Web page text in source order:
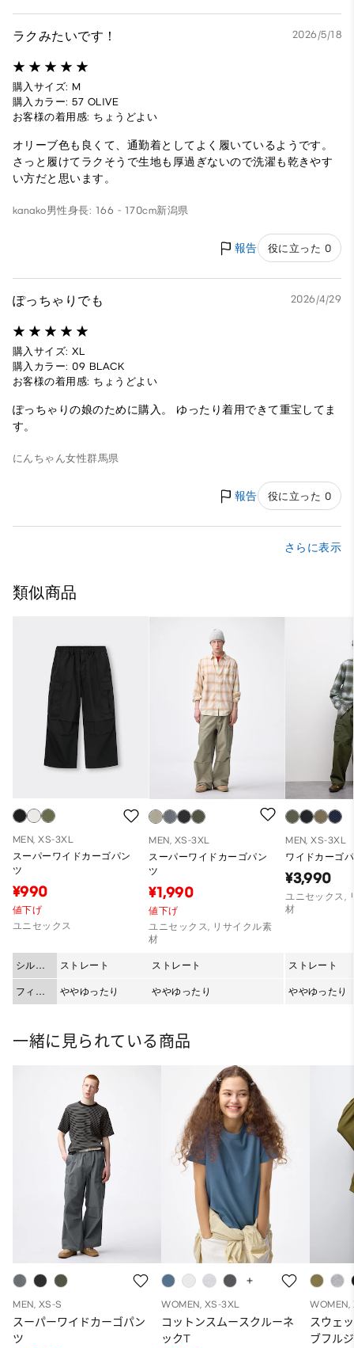
ラクみたいです！ 2026/5/18
購入サイズ: M
購入カラー: 57 OLIVE
お客様の着用感: ちょうどよい
オリーブ色も良くて、通勤着としてよく履いているようです。
さっと履けてラクそうで生地も厚過ぎないので洗濯も乾きやす
い方だと思います。
kanako男性身長: 166 - 170cm新潟県
報告 役に立った 0
ぽっちゃりでも 2026/4/29
購入サイズ: XL
購入カラー: 09 BLACK
お客様の着用感: ちょうどよい
ぽっちゃりの娘のために購入。 ゆったり着用できて重宝してま
す。
にんちゃん女性群馬県
報告 役に立った 0
さらに表示
類似商品
MEN, XS-3XL
スーパーワイドカーゴパン
ツ
¥990
値下げ
ユニセックス
シルエ
ット
ストレート
フィッ
ト
ややゆったり
MEN, XS-3XL
スーパーワイドカーゴパン
ツ
¥1,990
値下げ
ユニセックス, リサイクル素
材
ストレート
ややゆったり
MEN, XS-3XL
ワイドカーゴ
¥3,990
ユニセックス,
材
ストレート
ややゆったり
一緒に見られている商品
MEN, XS-S
スーパーワイドカーゴパン
ツ
WOMEN, XS-3XL
コットンスムースクルーネ
ックT
WOMEN,
スウェ
ブフル